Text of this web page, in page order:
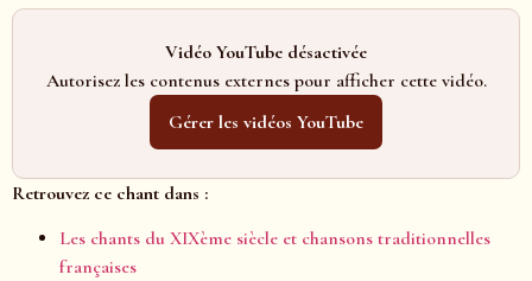
Vidéo YouTube désactivée
Autorisez les contenus externes pour afficher cette vidéo.
Gérer les vidéos YouTube
Retrouvez ce chant dans :
Les chants du XIXème siècle et chansons traditionnelles
françaises